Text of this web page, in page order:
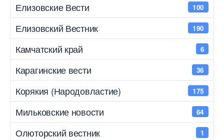
Елизовские Вести 100
Елизовский Вестник 190
Камчатский край 6
Карагинские вести 36
Корякия (Народовластие) 175
Мильковские новости 64
Олюторский вестник 1